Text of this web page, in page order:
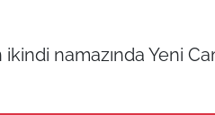
namazında Yeni